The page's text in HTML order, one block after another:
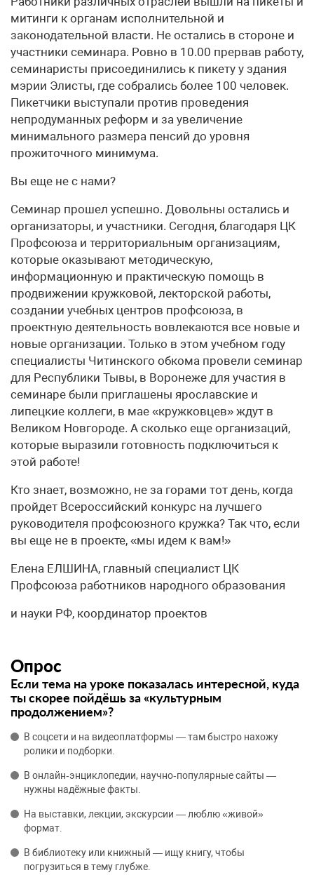
митинги к органам исполнительной и
законодательной власти. Не остались в стороне и
участники семинара. Ровно в 10.00 прервав работу,
семинаристы присоединились к пикету у здания
мэрии Элисты, где собрались более 100 человек.
Пикетчики выступали против проведения
непродуманных реформ и за увеличение
минимального размера пенсий до уровня
прожиточного минимума.
Вы еще не с нами?
Семинар прошел успешно. Довольны остались и
организаторы, и участники. Сегодня, благодаря ЦК
Профсоюза и территориальным организациям,
которые оказывают методическую,
информационную и практическую помощь в
продвижении кружковой, лекторской работы,
создании учебных центров профсоюза, в
проектную деятельность вовлекаются все новые и
новые организации. Только в этом учебном году
специалисты Читинского обкома провели семинар
для Республики Тывы, в Воронеже для участия в
семинаре были приглашены ярославские и
липецкие коллеги, в мае «кружковцев» ждут в
Великом Новгороде. А сколько еще организаций,
которые выразили готовность подключиться к
этой работе!
Кто знает, возможно, не за горами тот день, когда
пройдет Всероссийский конкурс на лучшего
руководителя профсоюзного кружка? Так что, если
вы еще не в проекте, «мы идем к вам!»
Елена ЕЛШИНА, главный специалист ЦК
Профсоюза работников народного образования
и науки РФ, координатор проектов
Опрос
Если тема на уроке показалась интересной, куда
ты скорее пойдёшь за «культурным
продолжением»?
В соцсети и на видеоплатформы — там быстро нахожу
ролики и подборки.
В онлайн‑энциклопедии, научно‑популярные сайты —
нужны надёжные факты.
На выставки, лекции, экскурсии — люблю «живой»
формат.
В библиотеку или книжный — ищу книгу, чтобы
погрузиться в тему глубже.